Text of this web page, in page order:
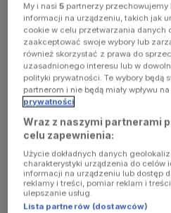
occurred
(see the
browser
console for
more
information)
My i nasi5 partnerzy
informacji na urządzeniu, takich jak
cookie w celu przetwarzania danych
zaakceptować swoje wybory lub
również skorzystać z prawa do
uzasadnionego interesu lub w
polityki prywatności. Te wybory będą
partnerom i nie będą miały wpływu
prywatności
Wraz z naszymi partnerami
celu zapewnienia:
Użycie dokładnych danych
charakterystyki urządzenia do celów
informacji na urządzeniu lub dostęp
reklamy i treści, pomiar reklam i
ulepszanie usług.
Lista partnerów (dostawców)